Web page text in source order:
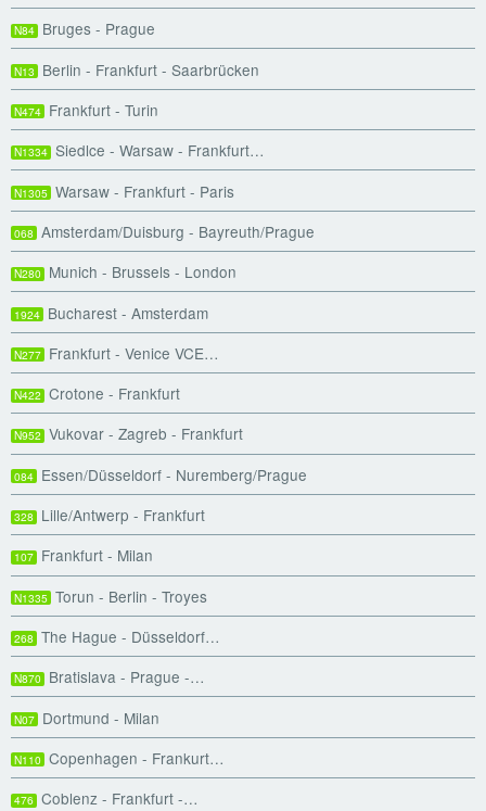
N84 Bruges - Prague
N13 Berlin - Frankfurt - Saarbrücken
N474 Frankfurt - Turin
N1334 Siedlce - Warsaw - Frankfurt…
N1305 Warsaw - Frankfurt - Paris
068 Amsterdam/Duisburg - Bayreuth/Prague
N280 Munich - Brussels - London
1924 Bucharest - Amsterdam
N277 Frankfurt - Venice VCE…
N422 Crotone - Frankfurt
N952 Vukovar - Zagreb - Frankfurt
084 Essen/Düsseldorf - Nuremberg/Prague
328 Lille/Antwerp - Frankfurt
107 Frankfurt - Milan
N1335 Torun - Berlin - Troyes
268 The Hague - Düsseldorf…
N870 Bratislava - Prague -…
N07 Dortmund - Milan
N110 Copenhagen - Frankurt…
476 Coblenz - Frankfurt -…